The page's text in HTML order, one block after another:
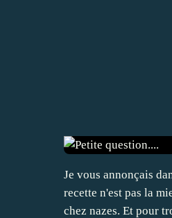
Je vous annonçais
recette n'est pas la
chez nazes. Et pour